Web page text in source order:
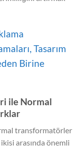
Tasarım
Birine
ile Normal
transformatörler
arasında önemli